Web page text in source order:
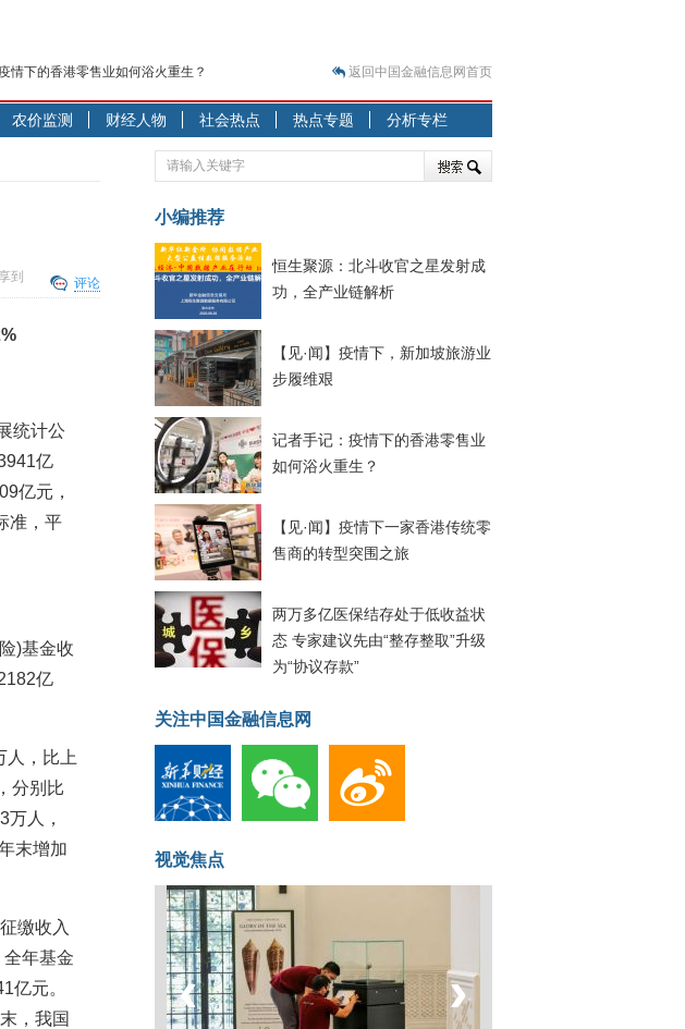
情下的香港零售业如何浴火重生？
情下一家香港传统零售商的转型突围之旅
国基金市场数据分析周报（2020. 07.27—2020.07.31）
查】同业存单、结构性存款玩起“跷跷板” 结构性失衡藏
净投放300亿元 短端资金利率明显下行
市双轮冲击 债市回调十年期债表现最弱
两日涨逾3% 沪银及两粕涨势喜人
斗收官之星发射成功，全产业链解析
国基金市场数据分析周报（2020. 08.17—2020.08.21）
情下，新加坡旅游业步履维艰
返回中国金融信息网首页
农价监测 财经人物 社会热点 热点专题 分析专栏
评论
到
统计公
亿
亿元，
准，平
)基金收
亿
人，比上
分别比
人，
末增加
缴收入
年基金
亿元。
，我国
小编推荐
恒生聚源：北斗收官之星发射成
功，全产业链解析
【见·闻】疫情下，新加坡旅游业
步履维艰
记者手记：疫情下的香港零售业
如何浴火重生？
【见·闻】疫情下一家香港传统零
售商的转型突围之旅
两万多亿医保结存处于低收益状
态 专家建议先由“整存整取”升级
为“协议存款”
关注中国金融信息网
视觉焦点
‹ ›